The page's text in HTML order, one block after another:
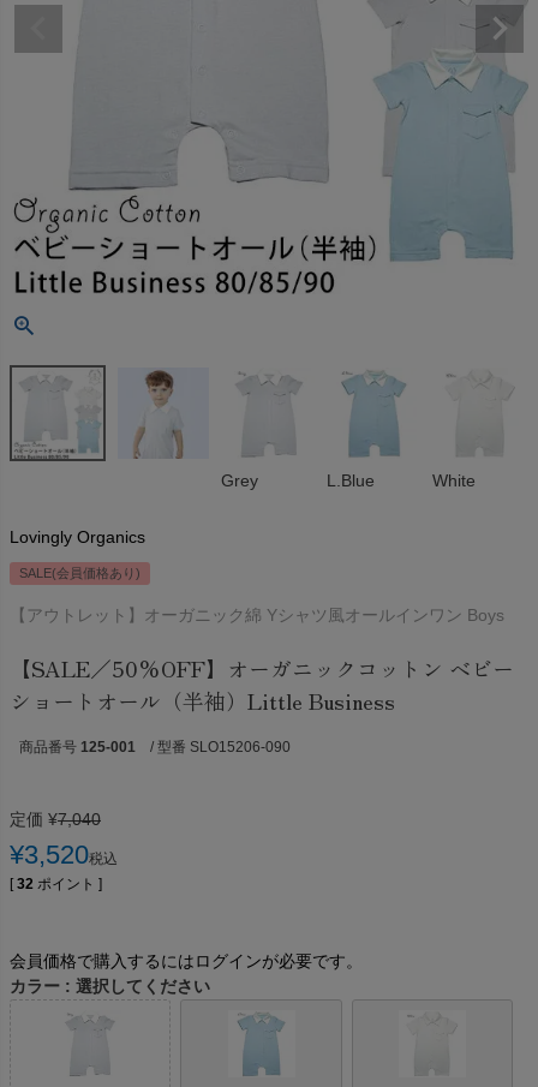
Grey L.Blue White
Lovingly Organics
SALE(会員価格あり)
【アウトレット】オーガニック綿 Yシャツ風オールインワン Boys
【SALE／50%OFF】オーガニックコットン ベビー
ショートオール（半袖）Little Business
商品番号 125-001 / 型番 SLO15206-090
定価 ¥7,040
¥3,520税込
[ 32 ポイント ]
会員価格で購入するにはログインが必要です。
カラー
選択してください